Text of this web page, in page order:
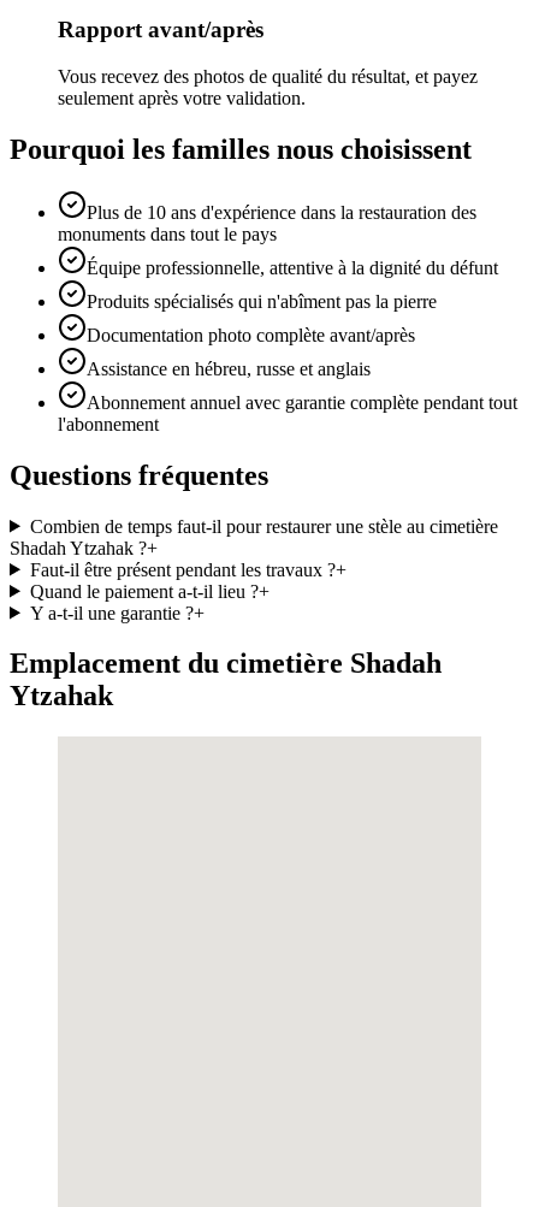
Rapport avant/après
Vous recevez des photos de qualité du résultat, et payez
seulement après votre validation.
Pourquoi les familles nous choisissent
Plus de 10 ans d'expérience dans la restauration des
monuments dans tout le pays
Équipe professionnelle, attentive à la dignité du défunt
Produits spécialisés qui n'abîment pas la pierre
Documentation photo complète avant/après
Assistance en hébreu, russe et anglais
Abonnement annuel avec garantie complète pendant tout
l'abonnement
Questions fréquentes
Combien de temps faut-il pour restaurer une stèle au cimetière
Shadah Ytzahak ?+
Faut-il être présent pendant les travaux ?+
Quand le paiement a-t-il lieu ?+
Y a-t-il une garantie ?+
Emplacement du cimetière Shadah
Ytzahak